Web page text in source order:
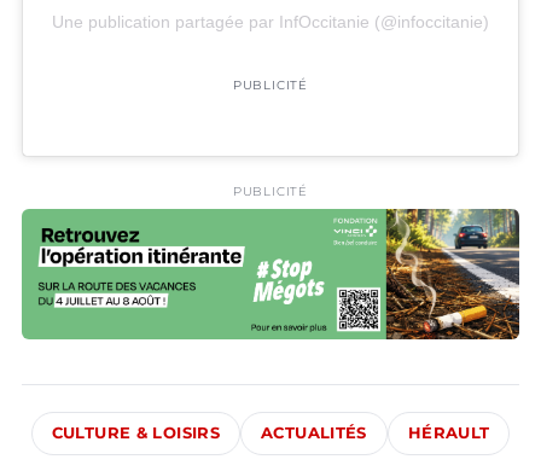
Une publication partagée par InfOccitanie (@infoccitanie)
PUBLICITÉ
PUBLICITÉ
CULTURE & LOISIRS ACTUALITÉS HÉRAULT